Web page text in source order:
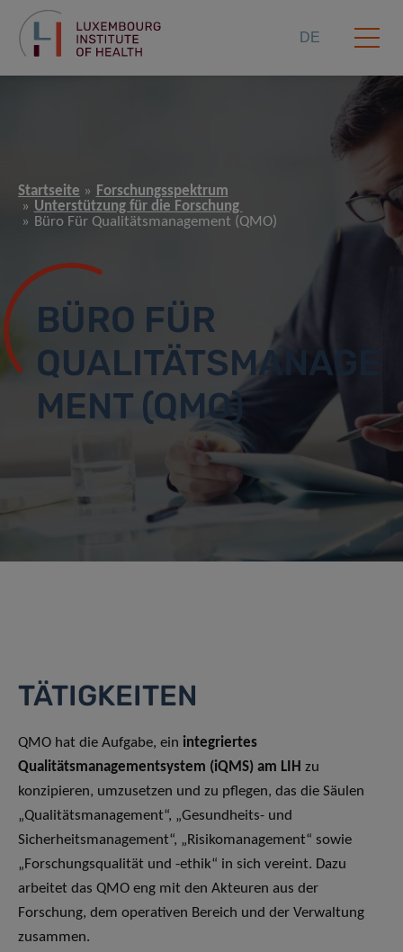
DE
Startseite
Forschungsspektrum
Unterstützung für die Forschung
Büro Für Qualitätsmanagement (QMO)
BÜRO FÜR
QUALITÄTSMANAGE
MENT (QMO)
TÄTIGKEITEN
QMO hat die Aufgabe, ein integriertes
Qualitätsmanagementsystem (iQMS) am LIH zu
konzipieren, umzusetzen und zu pflegen, das die Säulen
„Qualitätsmanagement“, „Gesundheits- und
Sicherheitsmanagement“, „Risikomanagement“ sowie
„Forschungsqualität und -ethik“ in sich vereint. Dazu
arbeitet das QMO eng mit den Akteuren aus der
Forschung, dem operativen Bereich und der Verwaltung
zusammen.